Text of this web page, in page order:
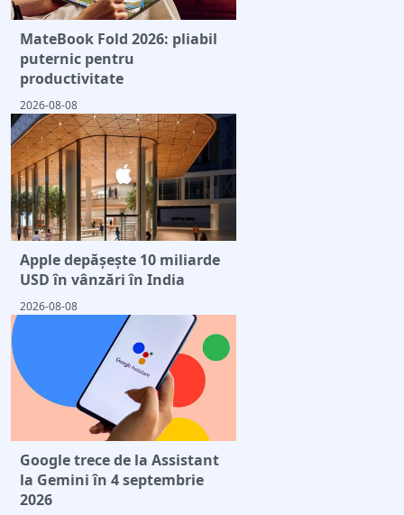
MateBook Fold 2026: pliabil
puternic pentru
productivitate
2026-08-08
Apple depășește 10 miliarde
USD în vânzări în India
2026-08-08
Google trece de la Assistant
la Gemini în 4 septembrie
2026